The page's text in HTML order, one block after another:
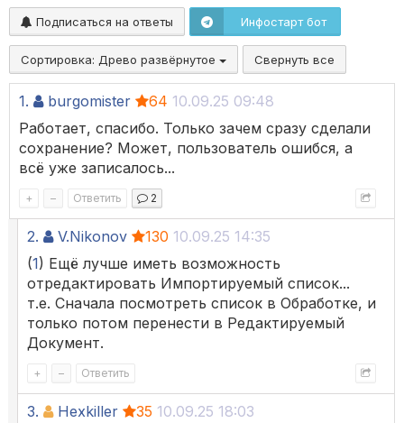
Подписаться на ответы Инфостарт бот
Сортировка: Древо развёрнутое Свернуть все
1. burgomister 64 10.09.25 09:48
Работает, спасибо. Только зачем сразу сделали
сохранение? Может, пользователь ошибся, а
всё уже записалось...
+ – Ответить 2
2. V.Nikonov 130 10.09.25 14:35
(1) Ещё лучше иметь возможность
отредактировать Импортируемый список...
т.е. Сначала посмотреть список в Обработке, и
только потом перенести в Редактируемый
Документ.
+ – Ответить
3. Hexkiller 35 10.09.25 18:03